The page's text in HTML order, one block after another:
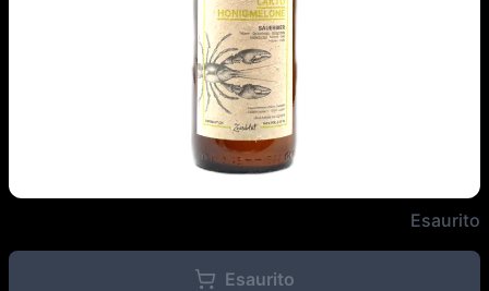
Zweiblut - Lakto Honigmelone
Esaurito
Esaurito